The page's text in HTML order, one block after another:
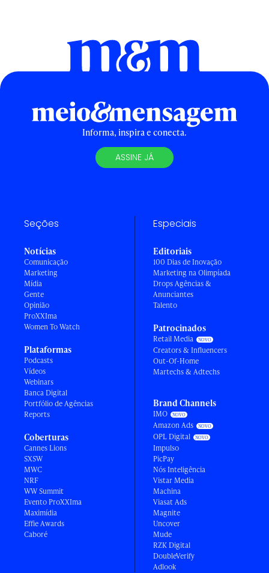
Informa, inspira e conecta.
ASSINE JÁ
Seções
Notícias
Comunicação
Marketing
Mídia
Gente
Opinião
ProXXIma
Women To Watch
Plataformas
Podcasts
Vídeos
Webinars
Banca Digital
Portfólio de Agências
Reports
Coberturas
Cannes Lions
SXSW
MWC
NRF
WW Summit
Evento ProXXIma
Maximídia
Effie Awards
Caboré
Especiais
Editoriais
100 Dias de Inovação
Marketing na Olimpíada
Drops Agências &
Anunciantes
Talento
Patrocinados
Retail Media
Creators & Influencers
Out-Of-Home
Martechs & Adtechs
Brand Channels
IMO
Amazon Ads
OPL Digital
Impulso
PicPay
Nós Inteligência
Vistar Media
Machina
Viasat Ads
Magnite
Uncover
Mude
RZK Digital
DoubleVerify
Adlook